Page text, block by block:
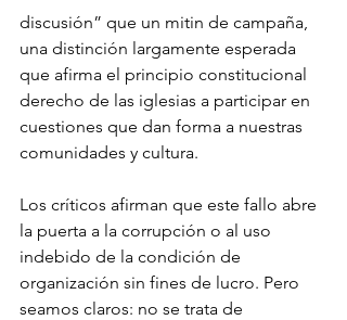
discusión” que un mitin de campaña,
una distinción largamente esperada
que afirma el principio constitucional
derecho de las iglesias a participar en
cuestiones que dan forma a nuestras
comunidades y cultura.
Los críticos afirman que este fallo abre
la puerta a la corrupción o al uso
indebido de la condición de
organización sin fines de lucro. Pero
seamos claros: no se trata de